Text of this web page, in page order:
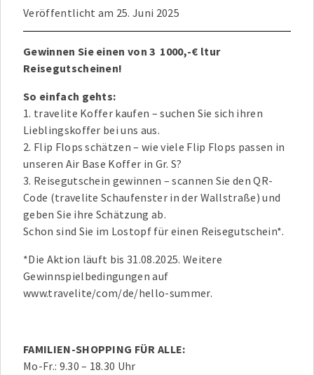
Veröffentlicht am 25. Juni 2025
Gewinnen Sie einen von 3 1000,-€ ltur
Reisegutscheinen!
So einfach gehts:
1. travelite Koffer kaufen – suchen Sie sich ihren
Lieblingskoffer bei uns aus.
2. Flip Flops schätzen – wie viele Flip Flops passen in
unseren Air Base Koffer in Gr. S?
3. Reisegutschein gewinnen – scannen Sie den QR-
Code (travelite Schaufenster in der Wallstraße) und
geben Sie ihre Schätzung ab.
Schon sind Sie im Lostopf für einen Reisegutschein*.
*Die Aktion läuft bis 31.08.2025. Weitere
Gewinnspielbedingungen auf
www.travelite/com/de/hello-summer.
FAMILIEN-SHOPPING FÜR ALLE:
Mo-Fr.: 9.30 – 18.30 Uhr